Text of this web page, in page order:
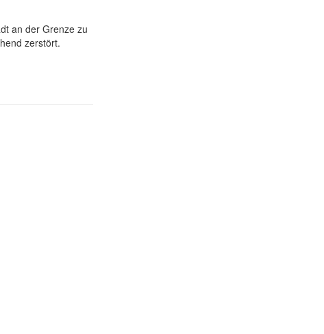
an der Grenze zu
zerstört.